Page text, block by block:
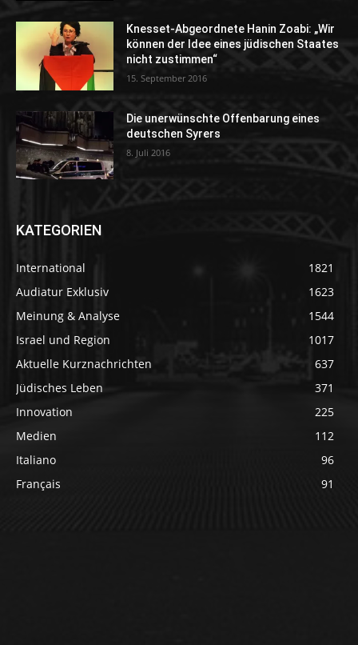
Knesset-Abgeordnete Hanin Zoabi: „Wir
können der Idee eines jüdischen Staates
nicht zustimmen“
15. September 2016
Die unerwünschte Offenbarung eines
deutschen Syrers
8. Juli 2016
KATEGORIEN
International
1821
Audiatur Exklusiv
1623
Meinung & Analyse
1544
Israel und Region
1017
Aktuelle Kurznachrichten
637
Jüdisches Leben
371
Innovation
225
Medien
112
Italiano
96
Français
91